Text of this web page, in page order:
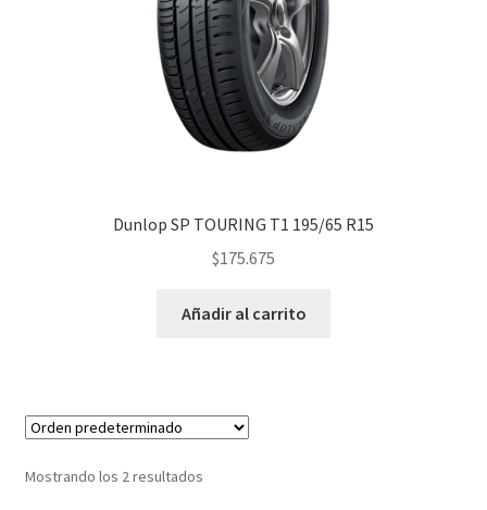
Dunlop SP TOURING T1 195/65 R15
$175.675
Añadir al carrito
Mostrando los 2 resultados